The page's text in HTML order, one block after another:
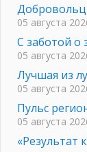
05 августа
С заботой о
05 августа
Лучшая из
05 августа
Пульс
05 августа
«Результат